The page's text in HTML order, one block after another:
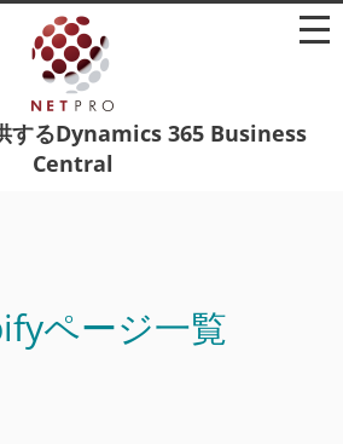
するDynamics 365 Business
Central
ページ一覧